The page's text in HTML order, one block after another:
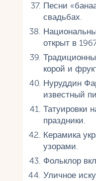
Песни
свадьбах.
открыт в
корой и
Нуруддин
известный
Татуировки
праздники.
Керамика
узорами.
Фольклор
Уличное